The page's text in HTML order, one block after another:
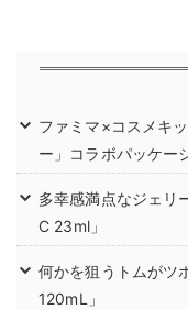
ファミマ×コスメキ
ー」コラボパッケー
多幸感満点なジェリ
C 23ml」
何かを狙うトムがツ
120mL」